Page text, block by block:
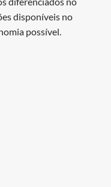
disponíveis no
possível.